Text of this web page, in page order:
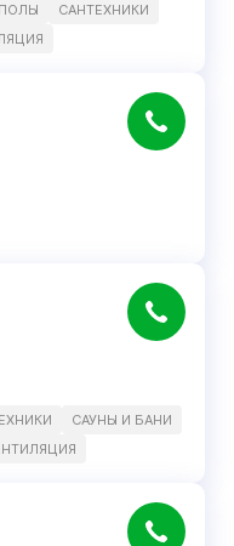
ПОЛЫ
САНТЕХНИКИ
САУНЫ И БАНИ